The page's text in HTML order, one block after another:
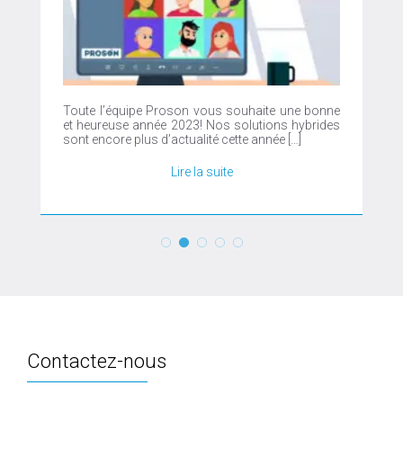
Proson le da la bienvenida a su nuevo estudio de
interpretación a distancia en Chatillon
http://echange.proson.fr/teleinterpretation/
Contactez-nous